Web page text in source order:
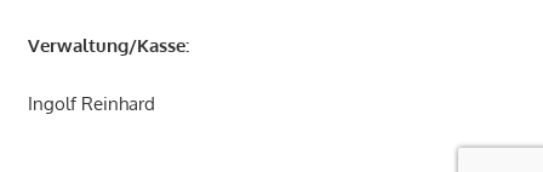
Verwaltung/Kasse:
Ingolf Reinhard